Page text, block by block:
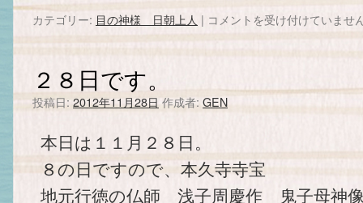
カテゴリー: 目の神様 日朝上人 | 新
し
上
は
コメントを受け付けていませ
２８日です。
投稿日: 2012年11月28日 作成者: GEN
本日は１１月２８日。
８の日ですので、本久寺寺宝
地元行徳の仏師 浅子周慶作 鬼子母神